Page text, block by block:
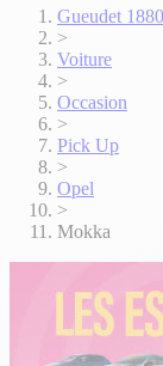
Gueudet 1880
>
Voiture
>
Occasion
>
Pick Up
>
Opel
>
Mokka